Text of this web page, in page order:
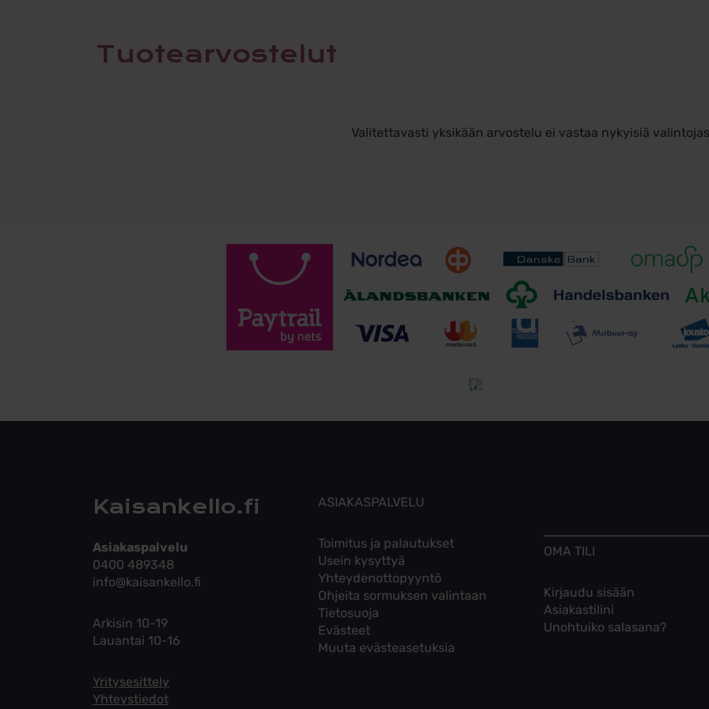
Tuotearvostelut
Valitettavasti yksikään arvostelu ei vastaa nykyisiä
Toimitusehdot
Tutustu toimitusehtoihin
Kaisankello.fi
Asiakaspalvelu
0400 489348
info@kaisankello.fi
Arkisin 10-19
Lauantai 10-16
Yritysesittely
Yhteystiedot
ASIAKASPALVELU
Toimitus ja palautukset
Usein kysyttyä
Yhteydenottopyyntö
Ohjeita sormuksen valintaan
Tietosuoja
Evästeet
Muuta evästeasetuksia
OMA TILI
Kirjaudu sisään
Asiakastilini
Unohtuiko salasana?